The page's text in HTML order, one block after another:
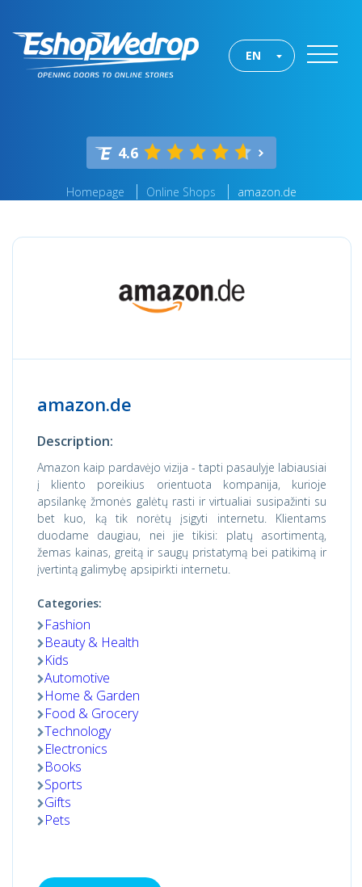
EN
4.6
Homepage Online Shops amazon.de
amazon.de
Description:
Amazon kaip pardavėjo vizija - tapti pasaulyje labiausiai
į kliento poreikius orientuota kompanija, kurioje
apsilankę žmonės galėtų rasti ir virtualiai susipažinti su
bet kuo, ką tik norėtų įsigyti internetu. Klientams
duodame daugiau, nei jie tikisi: platų asortimentą,
žemas kainas, greitą ir saugų pristatymą bei patikimą ir
įvertintą galimybę apsipirkti internetu.
Categories:
Fashion
Beauty & Health
Kids
Automotive
Home & Garden
Food & Grocery
Technology
Electronics
Books
Sports
Gifts
Pets